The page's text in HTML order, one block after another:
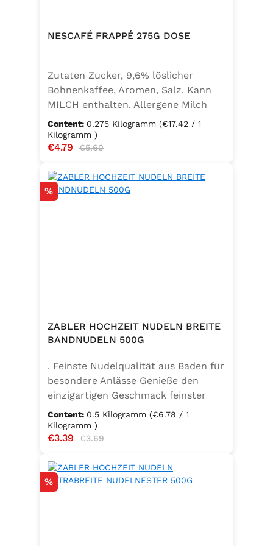
NESCAFÉ FRAPPÉ 275G DOSE
Zutaten Zucker, 9,6% löslicher
Bohnenkaffee, Aromen, Salz. Kann
MILCH enthalten. Allergene Milch
und daraus gewonnene Erzeugnisse
Content: 0.275 Kilogramm (€17.42 / 1
Kilogramm )
Sale price:
€4.79 Regular price:
€5.60
Discount
%
ZABLER HOCHZEIT NUDELN BREITE
BANDNUDELN 500G
. Feinste Nudelqualität aus Baden für
besondere Anlässe Genieße den
einzigartigen Geschmack feinster
Bandnudeln – mit den Zabler
Hochzeit Nudeln holst du dir echte
badische Qualität auf den Teller.
Hartweizengrieß, täglich frisch
aufgeschlagenen Eiern der
Content: 0.5 Kilogramm (€6.78 / 1
Kilogramm )
Sale price:
€3.39 Regular price:
€3.69
Discount
%